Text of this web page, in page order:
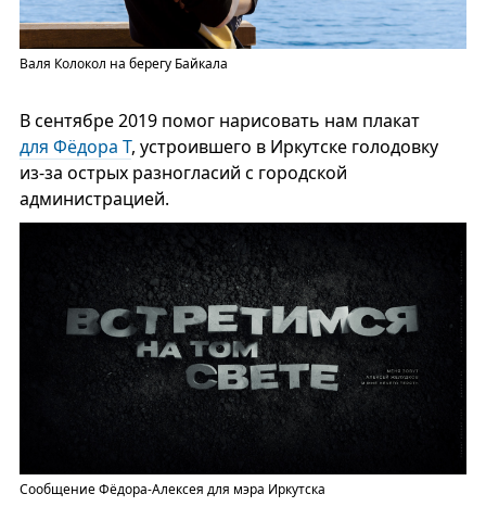
Валя Колокол на берегу Байкала
В сентябре 2019 помог нарисовать нам плакат
для Фёдора Т, устроившего в Иркутске голодовку
из-за острых разногласий с городской
администрацией.
Сообщение Фёдора-Алексея для мэра Иркутска